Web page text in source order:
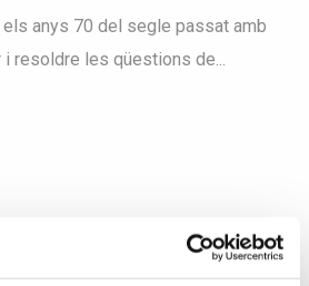
anys 70 del segle passat amb
i resoldre les qüestions de...